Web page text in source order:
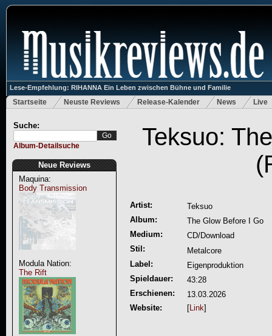
Lese-Empfehlung: RIHANNA Ein Leben zwischen Bühne und Familie
Startseite Neuste Reviews Release-Kalender News Live
Suche:
Album-Detailsuche
Neue Reviews
Maquina:
Body Transmission
Modula Nation:
The Rift
Teksuo:
Artist:
Teksuo
Album:
The Glow Before I Go
Medium:
CD/Download
Stil:
Metalcore
Label:
Eigenproduktion
Spieldauer:
43:28
Erschienen:
13.03.2026
Website:
[Link]